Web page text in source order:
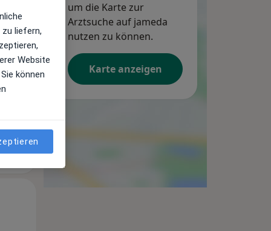
Mi,
12 Aug
Do,
13 Aug
um die Karte zur
Arztsuche auf jameda
nutzen zu können.
Karte anzeigen
liefern,
Website
können